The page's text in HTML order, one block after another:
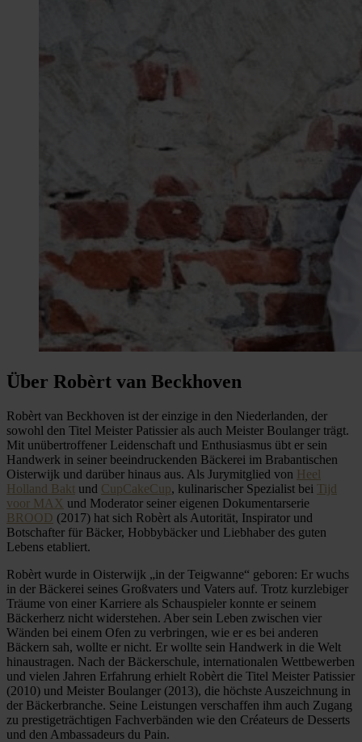
Über Robèrt van Beckhoven
Robèrt van Beckhoven ist der einzige in den Niederlanden, der
sowohl den Titel Meister Patissier als auch Meister Boulanger trägt.
Mit unübertroffener Leidenschaft und Enthusiasmus übt er sein
Handwerk in seiner beeindruckenden Bäckerei im Brabantischen
Oisterwijk und darüber hinaus aus. Als Jurymitglied von Heel
Holland Bakt und CupCakeCup, kulinarischer Spezialist bei Tijd
voor MAX und Moderator seiner eigenen Dokumentarserie
BROOD (2017) hat sich Robèrt als Autorität, Inspirator und
Botschafter für Bäcker, Hobbybäcker und Liebhaber des guten
Lebens etabliert.
Robèrt wurde in Oisterwijk „in der Teigwanne“ geboren: Er wuchs
in der Bäckerei seines Großvaters und Vaters auf. Trotz kurzlebiger
Träume von einer Karriere als Schauspieler konnte er seinem
Bäckerherz nicht widerstehen. Aber sein Leben zwischen vier
Wänden bei einem Ofen zu verbringen, wie er es bei anderen
Bäckern sah, wollte er nicht. Er wollte sein Handwerk in die Welt
hinaustragen. Nach der Bäckerschule, internationalen Wettbewerben
und vielen Jahren Erfahrung erhielt Robèrt die Titel Meister Patissier
(2010) und Meister Boulanger (2013), die höchste Auszeichnung in
der Bäckerbranche. Seine Leistungen verschaffen ihm auch Zugang
zu prestigeträchtigen Fachverbänden wie den Créateurs de Desserts
und den Ambassadeurs du Pain.